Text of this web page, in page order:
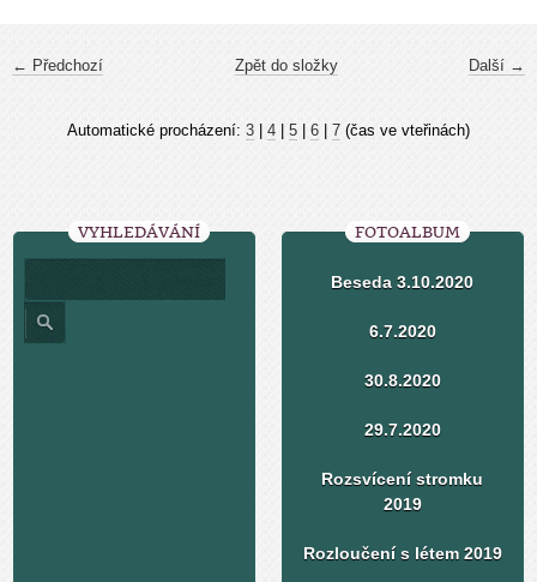
← Předchozí Další →
Zpět do složky
Automatické procházení: 3 4 5 6 7 (čas ve vteřinách)
VYHLEDÁVÁNÍ FOTOALBUM
Beseda 3.10.2020
6.7.2020
30.8.2020
29.7.2020
Rozsvícení stromku
2019
Rozloučení s létem 2019